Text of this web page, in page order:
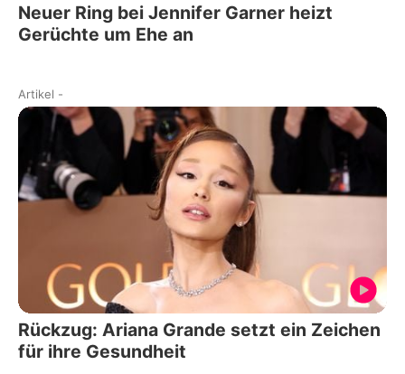
Neuer Ring bei Jennifer Garner heizt
Gerüchte um Ehe an
Artikel -
Rückzug: Ariana Grande setzt ein Zeichen
für ihre Gesundheit